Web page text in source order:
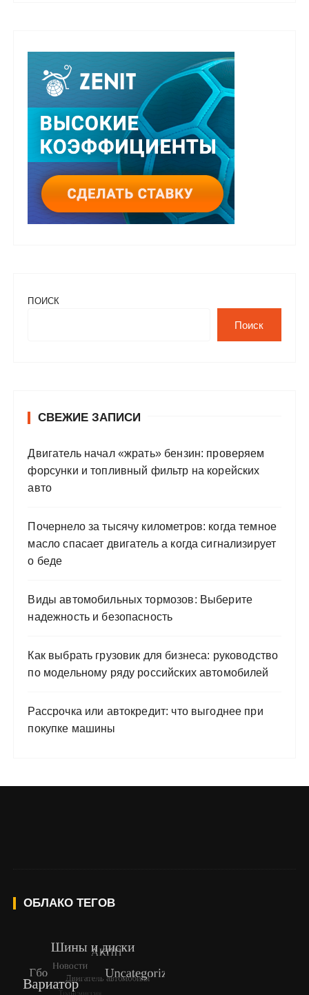
ПОИСК
Поиск
СВЕЖИЕ ЗАПИСИ
Двигатель начал «жрать» бензин: проверяем
форсунки и топливный фильтр на корейских
авто
Почернело за тысячу километров: когда темное
масло спасает двигатель а когда сигнализирует
о беде
Виды автомобильных тормозов: Выберите
надежность и безопасность
Как выбрать грузовик для бизнеса: руководство
по модельному ряду российских автомобилей
Рассрочка или автокредит: что выгоднее при
покупке машины
ОБЛАКО ТЕГОВ